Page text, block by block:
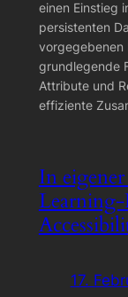
einen Einstieg
persistenten
vorgegebenen
grundlegende
Attribute und
effiziente
In
17.